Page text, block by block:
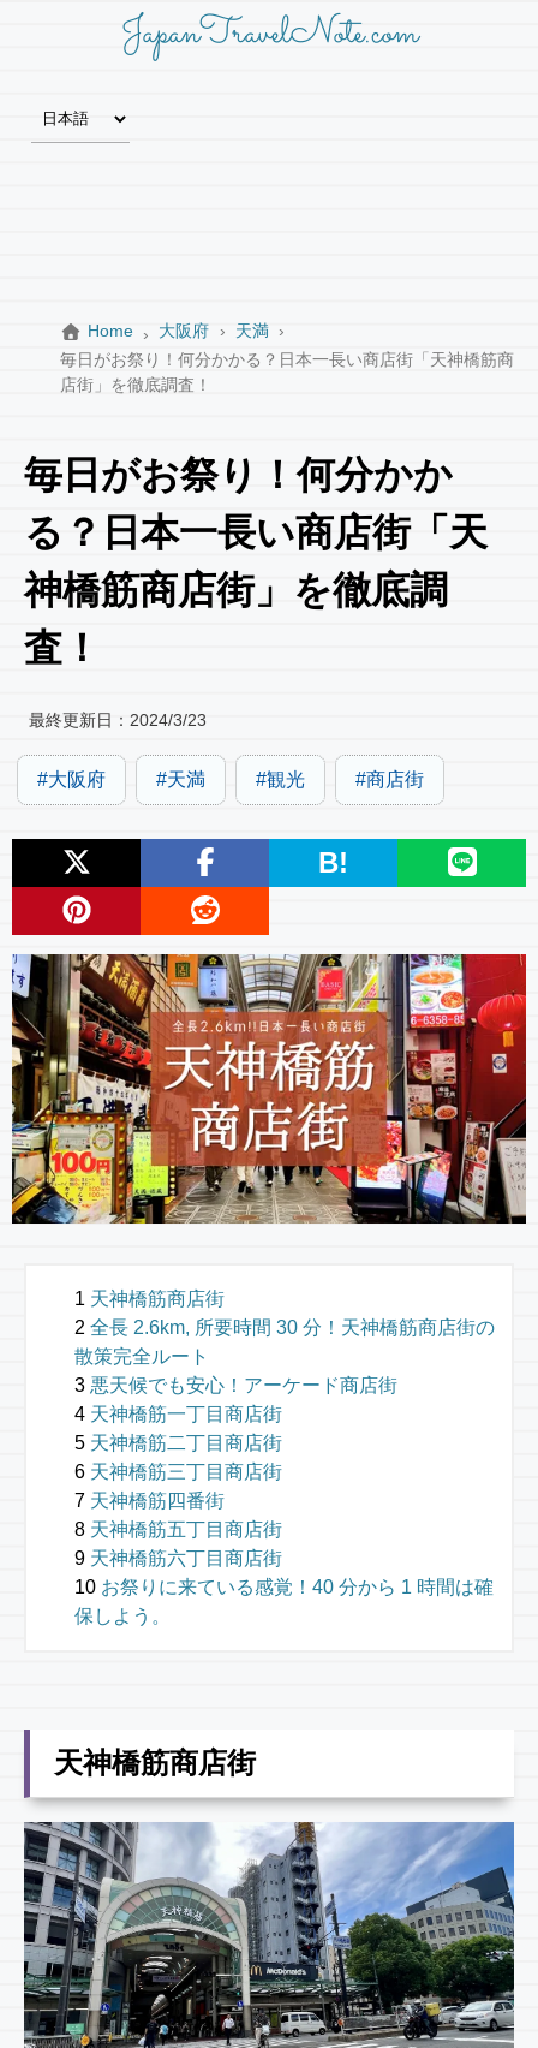
JapanTravelNote.com
Home 大阪府
天満
毎日がお祭り！何分かかる？日本一長い商店街「天神橋筋商
店街」を徹底調査！
毎日がお祭り！何分かか
る？日本一長い商店街「天
神橋筋商店街」を徹底調
査！
最終更新日： 2024/3/23
大阪府 天満 観光 商店街
B!
天神橋筋商店街
全長 2.6km, 所要時間 30 分！天神橋筋商店街の
散策完全ルート
悪天候でも安心！アーケード商店街
天神橋筋一丁目商店街
天神橋筋二丁目商店街
天神橋筋三丁目商店街
天神橋筋四番街
天神橋筋五丁目商店街
天神橋筋六丁目商店街
お祭りに来ている感覚！40 分から 1 時間は確
保しよう。
天神橋筋商店街